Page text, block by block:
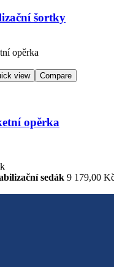
šortky
view Compare
opěrka
sedák 9 179,00